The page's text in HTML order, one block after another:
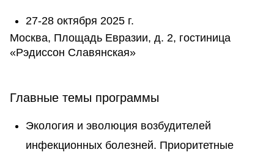
27-28 октября 2025 г.
Москва, Площадь Евразии, д. 2, гостиница
«Рэдиссон Славянская»
Главные темы программы
Экология и эволюция возбудителей
инфекционных болезней. Приоритетные